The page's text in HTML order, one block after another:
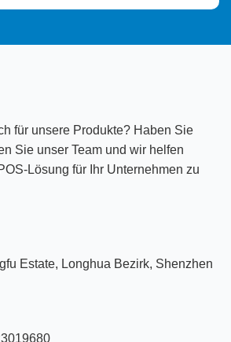
für unsere Produkte? Haben Sie
Sie unser Team und wir helfen
Lösung für Ihr Unternehmen zu
Estate, Longhua Bezirk, Shenzhen